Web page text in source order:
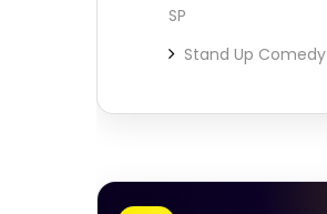
SP
Stand Up Comedy